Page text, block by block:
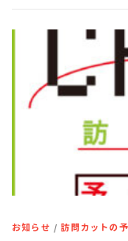
お知らせ /訪問カットの